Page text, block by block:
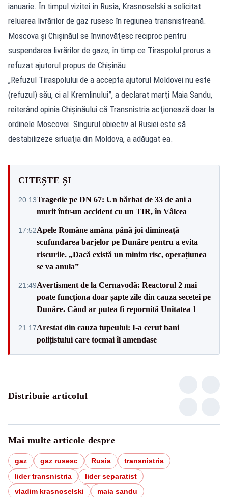
ianuarie. În timpul vizitei în Rusia, Krasnoselski a solicitat
reluarea livrărilor de gaz rusesc în regiunea transnistreană.
Moscova şi Chişinăul se învinovăţesc reciproc pentru
suspendarea livrărilor de gaze, în timp ce Tiraspolul prorus a
refuzat ajutorul propus de Chişinău.
„Refuzul Tiraspolului de a accepta ajutorul Moldovei nu este
(refuzul) său, ci al Kremlinului”, a declarat marţi Maia Sandu,
reiterând opinia Chişinăului că Transnistria acţionează doar la
ordinele Moscovei. Singurul obiectiv al Rusiei este să
destabilizeze situaţia din Moldova, a adăugat ea.
CITEȘTE ȘI
20:13Tragedie pe DN 67: Un bărbat de 33 de ani a
murit într-un accident cu un TIR, în Vâlcea
17:52Apele Române amâna până joi dimineață
scufundarea barjelor pe Dunăre pentru a evita
riscurile. „Dacă există un minim risc, operațiunea
se va anula”
21:49Avertisment de la Cernavodă: Reactorul 2 mai
poate funcționa doar șapte zile din cauza secetei pe
Dunăre. Când ar putea fi repornită Unitatea 1
21:17Arestat din cauza tupeului: I-a cerut bani
polițistului care tocmai îl amendase
Distribuie articolul
Mai multe articole despre
gaz gaz rusesc Rusia
transnistria
lider transnistria
lider separatist
vladim krasnoselski
maia sandu